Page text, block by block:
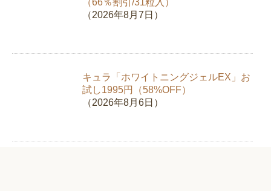
（2026年8月7日）
キュラ「ホワイトニングジェルEX」お
試し1995円（58%OFF）
（2026年8月6日）